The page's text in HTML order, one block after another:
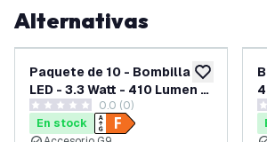
Alternativas
añadir a
Paquete de 10 - Bombilla G9
LED - 3.3 Watt - 410 Lumen -
3000K
0 estrellas de puntuación
0.0 (0)
En stock
0